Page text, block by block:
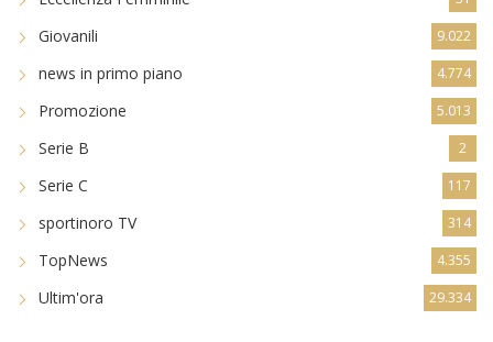
Giovanili 9.022
news in primo piano 4.774
Promozione 5.013
Serie B 2
Serie C 117
sportinoro TV 314
TopNews 4.355
Ultim'ora 29.334